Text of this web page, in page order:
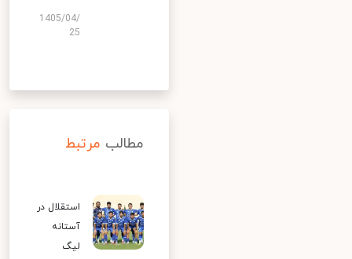
1405/04/
25
مطالب مرتبط
استقلال در
آستانه
لیگ